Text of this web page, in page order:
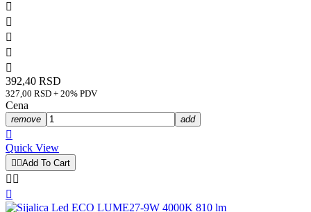





392,40 RSD
327,00 RSD + 20% PDV
Cena
remove add

Quick View
 Add To Cart
 
